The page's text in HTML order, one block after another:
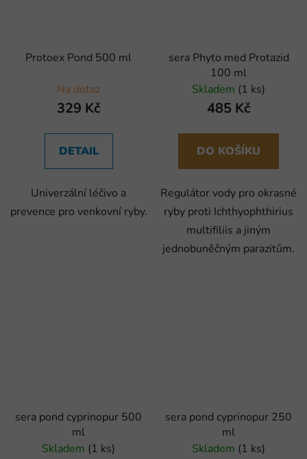
Protoex Pond 500 ml
Na dotaz
329 Kč
DETAIL
Univerzální léčivo a
prevence pro venkovní ryby.
sera Phyto med Protazid
100 ml
Skladem (1 ks)
485 Kč
DO KOŠÍKU
Regulátor vody pro okrasné
ryby proti Ichthyophthirius
multifiliis a jiným
jednobuněčným parazitům.
sera pond cyprinopur 500
ml
Skladem (1 ks)
sera pond cyprinopur 250
ml
Skladem (1 ks)